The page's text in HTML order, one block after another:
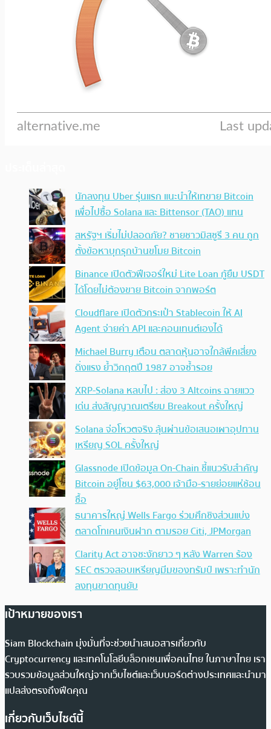
นักลงทุน Uber รุ่นแรก แนะนำให้เทขาย Bitcoin
เพื่อไปซื้อ Solana และ Bittensor (TAO) แทน
สหรัฐฯ เริ่มไม่ปลอดภัย? ชายชาวมิสซูรี 3 คน ถูก
ตั้งข้อหาบุกรุกบ้านขโมย Bitcoin
Binance เปิดตัวฟีเจอร์ใหม่ Lite Loan กู้ยืม USDT
ได้โดยไม่ต้องขาย Bitcoin จากพอร์ต
Cloudflare เปิดตัวกระเป๋า Stablecoin ให้ AI
Agent จ่ายค่า API และคอนเทนต์เองได้
Michael Burry เตือน ตลาดหุ้นอาจใกล้พีคเสี่ยง
ดิ่งแรง ย้ำวิกฤตปี 1987 อาจซ้ำรอย
XRP-Solana หลบไป : ส่อง 3 Altcoins ฉายแวว
เด่น ส่งสัญญาณเตรียม Breakout ครั้งใหญ่
Solana จ่อโหวตจริง ลุ้นผ่านข้อเสนอเผาอุปทาน
เหรียญ SOL ครั้งใหญ่
Glassnode เปิดข้อมูล On-Chain ชี้แนวรับสำคัญ
Bitcoin อยู่โซน $63,000 เจ้ามือ-รายย่อยแห่ช้อน
ซื้อ
ธนาคารใหญ่ Wells Fargo ร่วมศึกชิงส่วนแบ่ง
ตลาดโทเคนเงินฝาก ตามรอย Citi, JPMorgan
Clarity Act อาจชะงักยาว ๆ หลัง Warren ร้อง
SEC ตรวจสอบเหรียญมีมของทรัมป์ เพราะทำนัก
ลงทุนขาดทุนยับ
เป้าหมายของเรา
Siam Blockchain มุ่งมั่นที่จะช่วยนำเสนอสารเกี่ยวกับ
Cryptocurrency และเทคโนโลยีบล็อกเชนเพื่อคนไทย ในภาษาไทย เรา
รวบรวมข้อมูลส่วนใหญ่จากเว็บไซต์และเว็บบอร์ดต่างประเทศและนำมา
แปลส่งตรงถึงฟีดคุณ
เกี่ยวกับเว็บไซต์นี้